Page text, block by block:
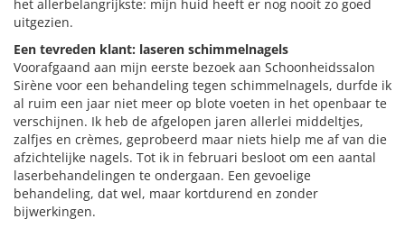
het allerbelangrijkste: mijn huid heeft er nog nooit zo goed
uitgezien.
Een tevreden klant: laseren schimmelnagels
Voorafgaand aan mijn eerste bezoek aan Schoonheidssalon
Sirène voor een behandeling tegen schimmelnagels, durfde ik
al ruim een jaar niet meer op blote voeten in het openbaar te
verschijnen. Ik heb de afgelopen jaren allerlei middeltjes,
zalfjes en crèmes, geprobeerd maar niets hielp me af van die
afzichtelijke nagels. Tot ik in februari besloot om een aantal
laserbehandelingen te ondergaan. Een gevoelige
behandeling, dat wel, maar kortdurend en zonder
bijwerkingen.